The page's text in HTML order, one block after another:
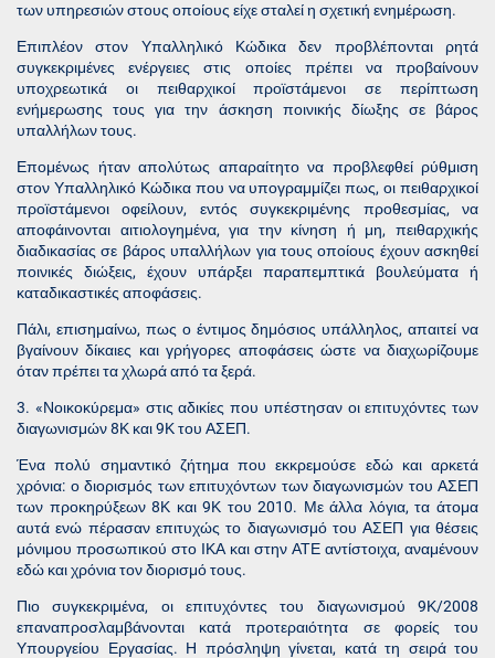
των υπηρεσιών στους οποίους είχε σταλεί η σχετική ενημέρωση.
Επιπλέον στον Υπαλληλικό Κώδικα δεν προβλέπονται ρητά
συγκεκριμένες ενέργειες στις οποίες πρέπει να προβαίνουν
υποχρεωτικά οι πειθαρχικοί προϊστάμενοι σε περίπτωση
ενήμερωσης τους για την άσκηση ποινικής δίωξης σε βάρος
υπαλλήλων τους.
Επομένως ήταν απολύτως απαραίτητο να προβλεφθεί ρύθμιση
στον Υπαλληλικό Κώδικα που να υπογραμμίζει πως, οι πειθαρχικοί
προϊστάμενοι οφείλουν, εντός συγκεκριμένης προθεσμίας, να
αποφάινονται αιτιολογημένα, για την κίνηση ή μη, πειθαρχικής
διαδικασίας σε βάρος υπαλλήλων για τους οποίους έχουν ασκηθεί
ποινικές διώξεις, έχουν υπάρξει παραπεμπτικά βουλεύματα ή
καταδικαστικές αποφάσεις.
Πάλι, επισημαίνω, πως ο έντιμος δημόσιος υπάλληλος, απαιτεί να
βγαίνουν δίκαιες και γρήγορες αποφάσεις ώστε να διαχωρίζουμε
όταν πρέπει τα χλωρά από τα ξερά.
3. «Νοικοκύρεμα» στις αδικίες που υπέστησαν οι επιτυχόντες των
διαγωνισμών 8Κ και 9Κ του ΑΣΕΠ.
Ένα πολύ σημαντικό ζήτημα που εκκρεμούσε εδώ και αρκετά
χρόνια: ο διορισμός των επιτυχόντων των διαγωνισμών του ΑΣΕΠ
των προκηρύξεων 8Κ και 9Κ του 2010. Με άλλα λόγια, τα άτομα
αυτά ενώ πέρασαν επιτυχώς το διαγωνισμό του ΑΣΕΠ για θέσεις
μόνιμου προσωπικού στο ΙΚΑ και στην ΑΤΕ αντίστοιχα, αναμένουν
εδώ και χρόνια τον διορισμό τους.
Πιο συγκεκριμένα, οι επιτυχόντες του διαγωνισμού 9Κ/2008
επαναπροσλαμβάνονται κατά προτεραιότητα σε φορείς του
Υπουργείου Εργασίας. Η πρόσληψη γίνεται, κατά τη σειρά του